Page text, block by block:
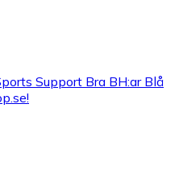
Support Bra BH:ar Blå